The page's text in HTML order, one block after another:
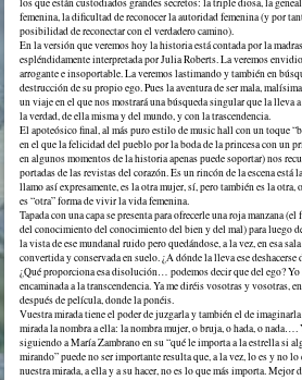
femenina, la dificultad de reconocer la autoridad femenina (y por
posibilidad de reconectar con el verdadero camino).
En la versión que veremos hoy la historia está contada por la
espléndidamente interpretada por Julia Roberts. La veremos
arrogante e insoportable. La veremos lastimando y también en
destrucción de su propio ego. Pues la aventura de ser mala,
un viaje en el que nos mostrará una búsqueda singular que la lleva
la verdad, de ella misma y del mundo, y con la trascendencia.
El apoteósico final, al más puro estilo de music hall con un toque
en el que la felicidad del pueblo por la boda de la princesa con un
en algunos momentos de la historia apenas puede soportar) nos
portadas de las revistas del corazón. Es un rincón de la escena está
llamo así expresamente, es la otra mujer, sí, pero también es la otra,
es “otra” forma de vivir la vida femenina.
Tapada con una capa se presenta para ofrecerle una roja manzana
del conocimiento del conocimiento del bien y del mal) para luego
la vista de ese mundanal ruido pero quedándose, a la vez, en esa
convertida y conservada en suelo. ¿A dónde la lleva ese deshacerse
¿Qué proporciona esa disolución… podemos decir que del ego? Yo
encaminada a la transcendencia. Ya me diréis vosotras y vosotras,
después de película, donde la ponéis.
Vuestra mirada tiene el poder de juzgarla y también el de
mirada la nombra a ella: la nombra mujer, o bruja, o hada, o nada….
siguiendo a María Zambrano en su “qué le importa a la estrella si
mirando” puede no ser importante resulta que, a la vez, lo es y no lo
nuestra mirada, a ella y a su hacer, no es lo que más importa. Mejor